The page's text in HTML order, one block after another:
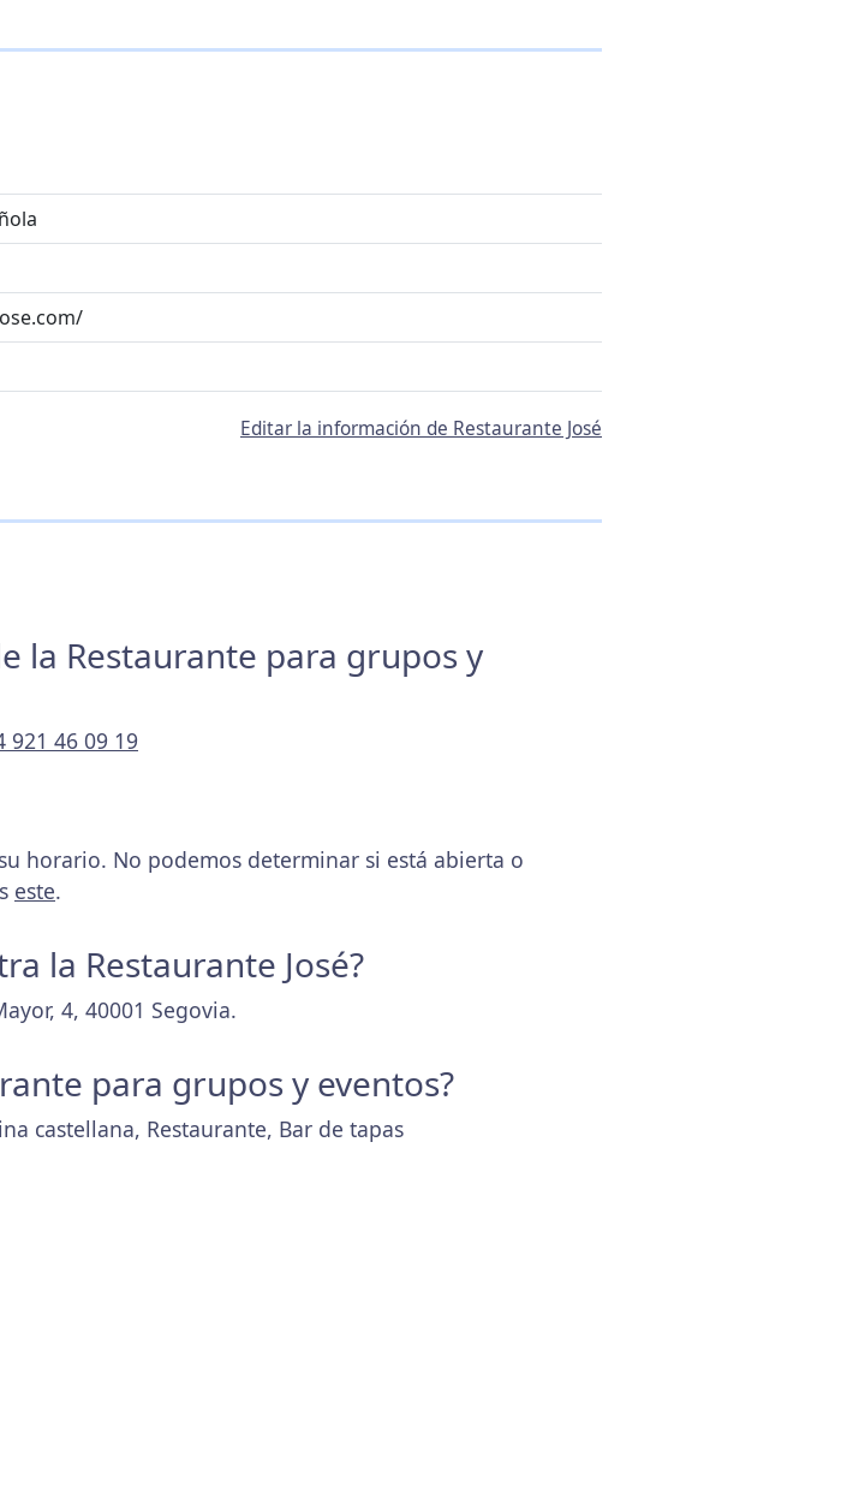
Editar la información de Restaurante José
la Restaurante para grupos y
921 46 09 19
horario. No podemos determinar si está abierta o
este.
la Restaurante José?
4, 40001 Segovia.
para grupos y eventos?
castellana, Restaurante, Bar de tapas